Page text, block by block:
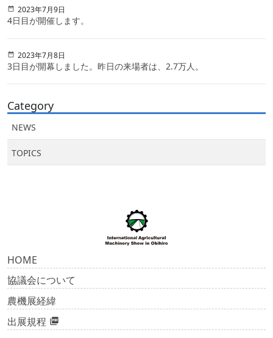
2023年7月9日
4日目が開催します。
2023年7月8日
3日目が開幕しました。昨日の来場者は、2.7万人。
Category
NEWS
TOPICS
HOME
協議会について
農機展経緯
出展規程